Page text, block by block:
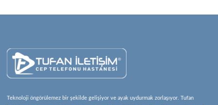
Teknoloji öngörülemez bir şekilde gelişiyor ve ayak uydurmak zorlaşıyor. Tufan